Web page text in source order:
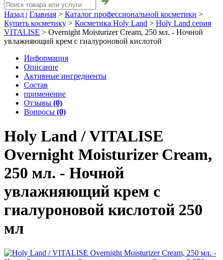
Назад | Главная > Каталог профессиональной косметики >
Купить косметику > Косметика Holy Land > Holy Land серия
VITALISE > Overnight Moisturizer Cream, 250 мл. - Ночной
увлажняющий крем с гиалуроновой кислотой
Информация
Описание
Активные ингредиенты
Состав
применение
Отзывы (0)
Вопросы (0)
Holy Land / VITALISE
Overnight Moisturizer Cream,
250 мл. - Ночной
увлажняющий крем с
гиалуроновой кислотой 250
мл